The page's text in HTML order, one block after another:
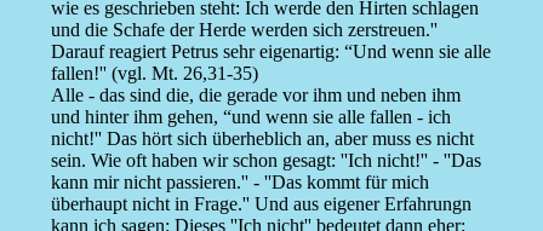
wie es geschrieben steht: Ich werde den Hirten schlagen
und die Schafe der Herde werden sich zerstreuen.''
Darauf reagiert Petrus sehr eigenartig: “Und wenn sie alle
fallen!'' (vgl. Mt. 26,31-35)
Alle - das sind die, die gerade vor ihm und neben ihm
und hinter ihm gehen, “und wenn sie alle fallen - ich
nicht!'' Das hört sich überheblich an, aber muss es nicht
sein. Wie oft haben wir schon gesagt: ''Ich nicht!'' - ''Das
kann mir nicht passieren.'' - ''Das kommt für mich
überhaupt nicht in Frage.'' Und aus eigener Erfahrungn
kann ich sagen: Dieses ''Ich nicht'' bedeutet dann eher: